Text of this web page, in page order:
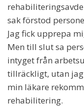
sak förstod
Jag fick upprepa
Men till slut sa
intyget från
tillräckligt, utan
min läkare
rehabilitering.